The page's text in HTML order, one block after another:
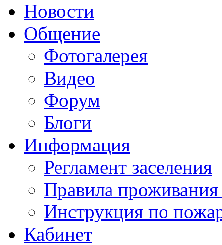
Новости
Общение
Фотогалерея
Видео
Форум
Блоги
Информация
Регламент заселения
Правила
Инструкция по
Кабинет